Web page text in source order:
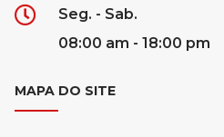
Seg. - Sab.
08:00 am - 18:00 pm
MAPA DO SITE